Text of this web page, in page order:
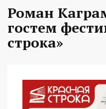
Роман
гостем
строка»